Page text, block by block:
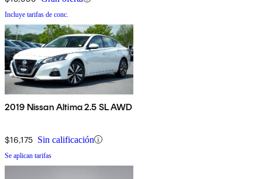
Incluye tarifas de conc.
2019 Nissan Altima 2.5 SL AWD
$16,175 Sin calificación
Se aplican tarifas